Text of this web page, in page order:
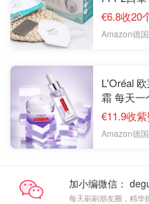
€6.8收20
Amazon德
L'Oréal
霜 每天
€11.9收
Amazon德
加小编微信：
每天刷刷朋友圈，精华